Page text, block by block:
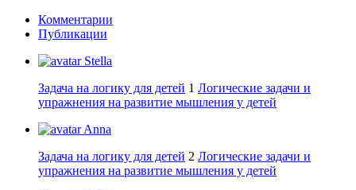
Комментарии
Публикации
Stella
Задача на логику для детей 1 Логические задачи и
упражнения на развитие мышления у детей
Anna
Задача на логику для детей 2 Логические задачи и
упражнения на развитие мышления у детей